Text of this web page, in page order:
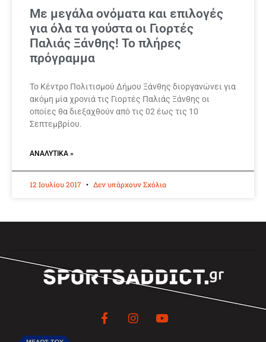
Με μεγάλα ονόματα και επιλογές
για όλα τα γούστα οι Γιορτές
Παλιάς Ξάνθης! Το πλήρες
πρόγραμμα
Το Κέντρο Πολιτισμού Δήμου Ξάνθης διοργανώνει για
ακόμη μία χρονιά τις Γιορτές Παλιάς Ξάνθης οι
οποίες θα διεξαχθούν από τις 02 έως τις 10
Σεπτεμβρίου.
ΑΝΑΛΥΤΙΚΆ »
12 Ιουλίου 2017 Δεν υπάρχουν Σχόλια